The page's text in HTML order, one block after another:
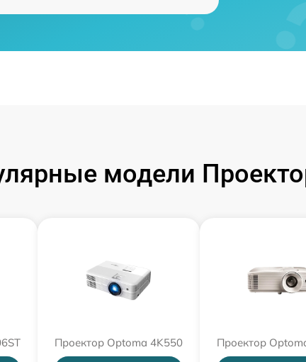
модели
Проектор Optoma 4K550 Проектор